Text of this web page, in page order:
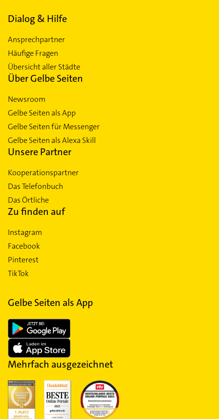
Dialog & Hilfe
Ansprechpartner
Häufige Fragen
Übersicht aller Städte
Über Gelbe Seiten
Newsroom
Gelbe Seiten als App
Gelbe Seiten für Messenger
Gelbe Seiten als Alexa Skill
Unsere Partner
Kooperationspartner
Das Telefonbuch
Das Örtliche
Zu finden auf
Instagram
Facebook
Pinterest
TikTok
Gelbe Seiten als App
Mehrfach ausgezeichnet